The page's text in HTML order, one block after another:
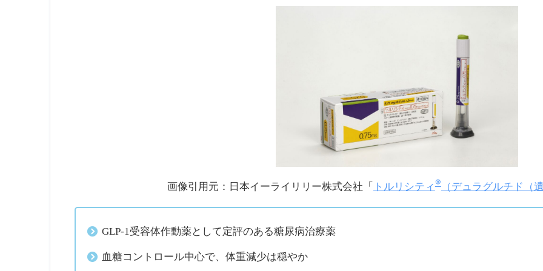
画像引用元：日本イーライリリー株式会社「 トルリシティ®（デュラグルチド（
GLP-1受容体作動薬として定評のある糖尿病治療薬
血糖コントロール中心で、体重減少は穏やか